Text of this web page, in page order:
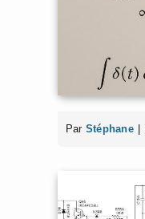
Par Stéphane